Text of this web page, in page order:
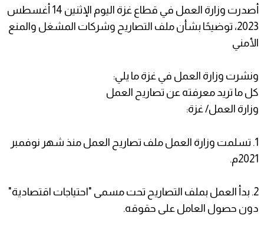
أصدرت وزارة العمل في قطاع غزة اليوم الإثنين 14 أغسطس
2023، توضيحًا بشأن ملف التصاريح وشركات المشغل والمنع
الأمني
ونشرت وزارة العمل في غزة ما يلي:
كل ما تريد معرفته عن تصاريح العمل
وزارة العمل/ غزة:
1. تسلمت وزارة العمل ملف تصاريح العمل منذ شهر نوفمبر
2021م.
2. بدأ العمل بملف التصاريح تحت مسمى "احتياجات اقتصادية"
دون حصول العامل على حقوقه.